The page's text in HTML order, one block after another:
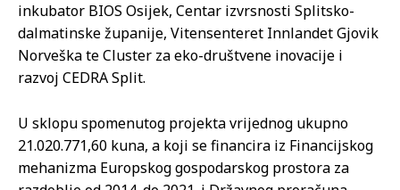
inkubator BIOS Osijek, Centar izvrsnosti Splitsko-
dalmatinske županije, Vitensenteret Innlandet Gjovik
Norveška te Cluster za eko-društvene inovacije i
razvoj CEDRA Split.
U sklopu spomenutog projekta vrijednog ukupno
21.020.771,60 kuna, a koji se financira iz Financijskog
mehanizma Europskog gospodarskog prostora za